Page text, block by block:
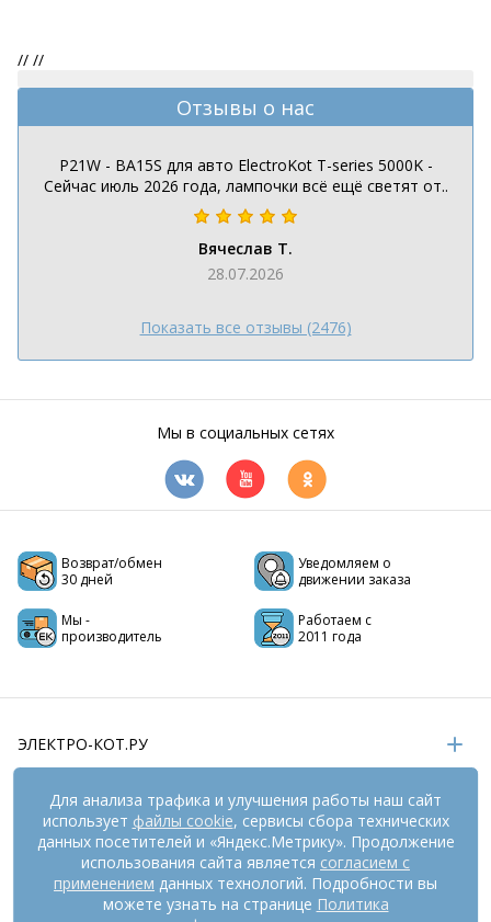
// //
Отзывы о нас
P21W - BA15S для авто ElectroKot T-series 5000K -
Сейчас июль 2026 года, лампочки всё ещё светят от..
Вячеслав Т.
28.07.2026
Показать все отзывы (2476)
Мы в социальных сетях
Возврат/обмен
30 дней
Уведомляем о
движении заказа
Мы -
производитель
Работаем с
2011 года
ЭЛЕКТРО-КОТ.РУ
ИНФОРМАЦИЯ
РЕКВИЗИТЫ
На информационном ресурсе применяются
Для анализа трафика и улучшения работы наш сайт
использует файлы cookie, сервисы сбора технических
данных посетителей и «Яндекс.Метрику». Продолжение
использования сайта является согласием с
применением данных технологий. Подробности вы
можете узнать на странице Политика